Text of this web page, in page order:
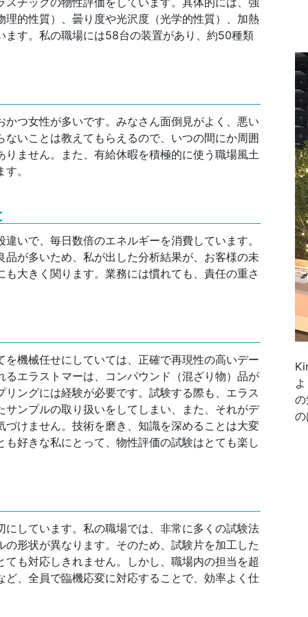
的性質）、曇り度や光沢度（光学的性質）、加熱
ます。私の職場には58台の装置があり、約50種類
つ女性が多いです。みなさん面倒見がよく、悪い
いことは教えてもらえるので、いつの間にか周囲
ません。また、有給休暇を積極的に使う職場風土
。
いで、毎日数倍のエネルギーを消費しています。
が多いため、私が出した分析結果が、お客様の未
大きく関ります。業務には慣れても、責任の重さ
機械任せにしていては、正確で再現性の高いデー
エラストマーは、コンパウンド（混ざり物）品が
ングには経験が必要です。試験する際も、エラス
ンプルの取り扱いをしてしまい、また、それがデ
けません。技術を磨き、知識を深めることは大変
好きな私にとって、物性評価の試験はとても楽し
しています。私の職場では、非常に多くの試験法
形状が異なります。そのため、試験片を加工した
も対応しきれません。しかし、職場内の担当を超
、全員で臨機応変に対応することで、効率よく仕